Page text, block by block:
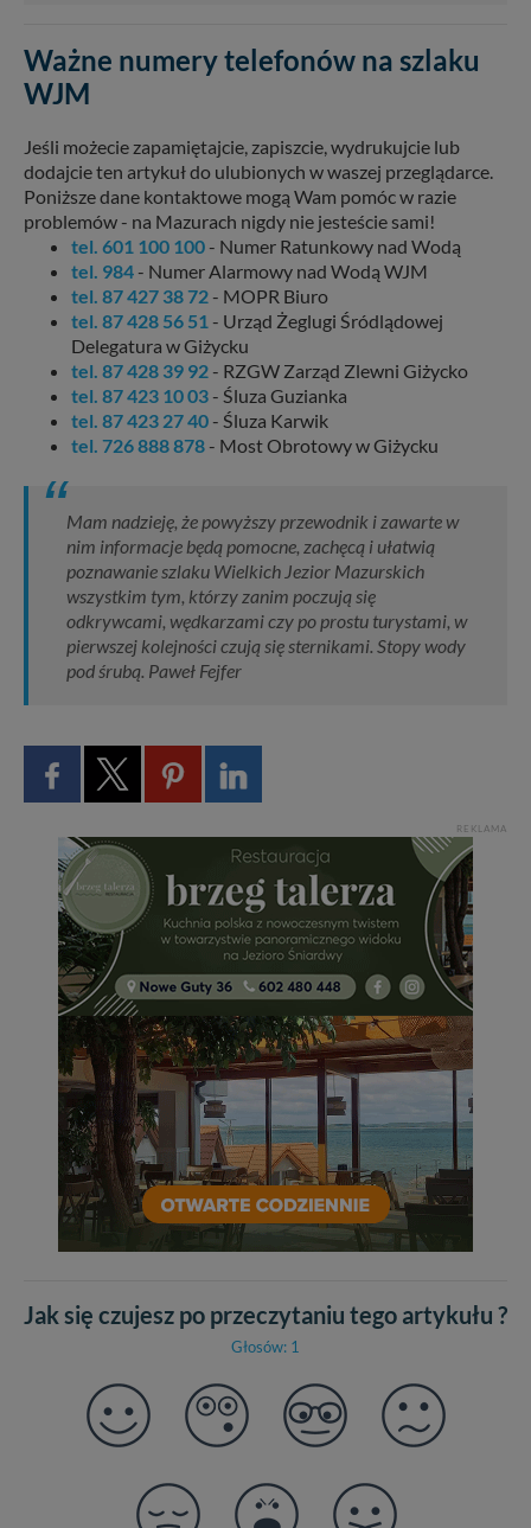
Ważne numery telefonów na szlaku
WJM
Jeśli możecie zapamiętajcie, zapiszcie, wydrukujcie lub
dodajcie ten artykuł do ulubionych w waszej przeglądarce.
Poniższe dane kontaktowe mogą Wam pomóc w razie
problemów - na Mazurach nigdy nie jesteście sami!
tel. 601 100 100 - Numer Ratunkowy nad Wodą
tel. 984 - Numer Alarmowy nad Wodą WJM
tel. 87 427 38 72 - MOPR Biuro
tel. 87 428 56 51 - Urząd Żeglugi Śródlądowej
Delegatura w Giżycku
tel. 87 428 39 92 - RZGW Zarząd Zlewni Giżycko
tel. 87 423 10 03 - Śluza Guzianka
tel. 87 423 27 40 - Śluza Karwik
tel. 726 888 878 - Most Obrotowy w Giżycku
Mam nadzieję, że powyższy przewodnik i zawarte w
nim informacje będą pomocne, zachęcą i ułatwią
poznawanie szlaku Wielkich Jezior Mazurskich
wszystkim tym, którzy zanim poczują się
odkrywcami, wędkarzami czy po prostu turystami, w
pierwszej kolejności czują się sternikami. Stopy wody
pod śrubą. Paweł Fejfer
REKLAMA
Jak się czujesz po przeczytaniu tego artykułu ?
Głosów: 1